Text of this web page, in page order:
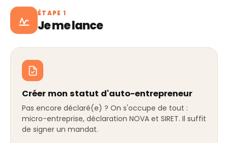
ÉTAPE 1
Je me lance
Créer mon statut d'auto-entrepreneur
Pas encore déclaré(e) ? On s'occupe de tout :
micro-entreprise, déclaration NOVA et SIRET. Il suffit
de signer un mandat.